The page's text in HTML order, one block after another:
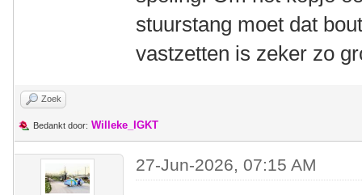
stuurstang moet dat
vastzetten is zeker zo
Zoek
Bedankt door: Willeke_IGKT
27-Jun-2026, 07:15 AM